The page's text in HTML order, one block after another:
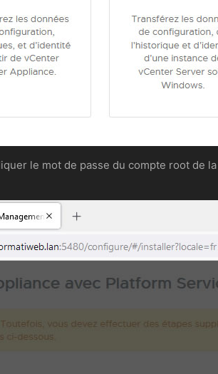
le mot de passe du compte root de